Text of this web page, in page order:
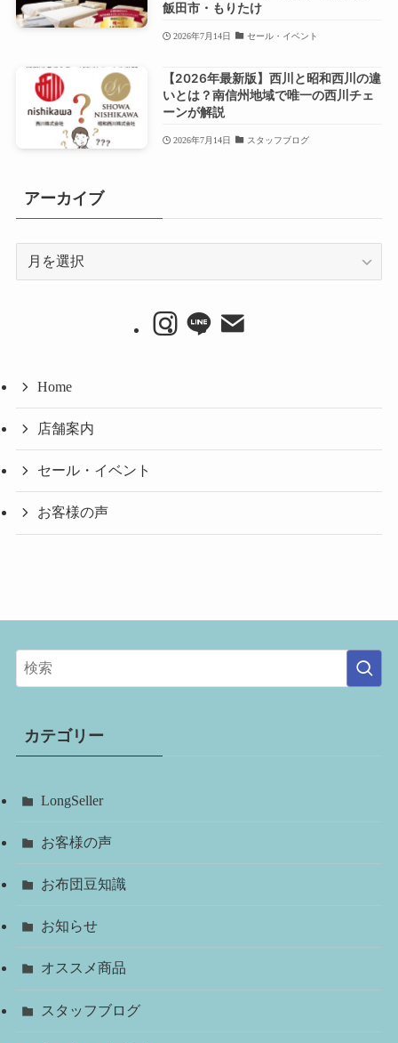
飯田市・もりたけ
2026年7月14日 セール・イベント
【2026年最新版】西川と昭和西川の違
いとは？南信州地域で唯一の西川チェ
ーンが解説
2026年7月14日 スタッフブログ
アーカイブ
Home
店舗案内
セール・イベント
お客様の声
カテゴリー
LongSeller
お客様の声
お布団豆知識
お知らせ
オススメ商品
スタッフブログ